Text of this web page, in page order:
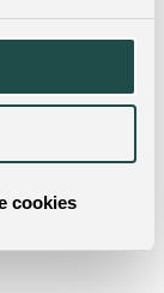
cookies